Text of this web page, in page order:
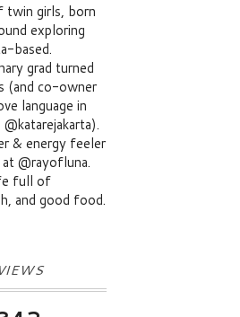
twin girls, born
exploring
based.
grad turned
(and co-owner
language in
& energy feeler
@rayofluna.
full of
and good food.